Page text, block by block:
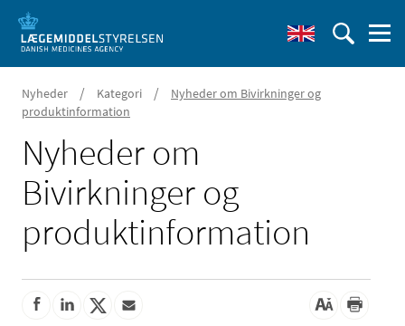
Nyheder / Kategori /
Nyheder om Bivirkninger og
produktinformation
Nyheder om
Bivirkninger og
produktinformation